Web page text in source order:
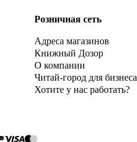
Розничная сеть
Адреса магазинов
Книжный Дозор
О компании
Читай-город для бизнеса
Хотите у нас работать?